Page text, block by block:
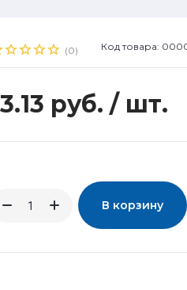
(0) Код товара:
руб. / шт.
В корзину